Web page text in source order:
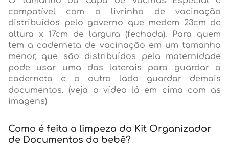
compatível com o livrinho de vacinação
distribuídos pelo governo que medem 23cm de
altura x 17cm de largura (fechada). Para quem
tem a caderneta de vacinação em um tamanho
menor, que são distribuídos pela maternidade
pode usar uma das laterais para guardar a
caderneta e o outro lado guardar demais
documentos. (veja o vídeo lá em cima com as
imagens)
Como é feita a limpeza do Kit Organizador
de Documentos do bebê?